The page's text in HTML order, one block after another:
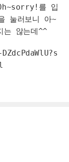
를 입
눌러보니 아~
는 않는데^^